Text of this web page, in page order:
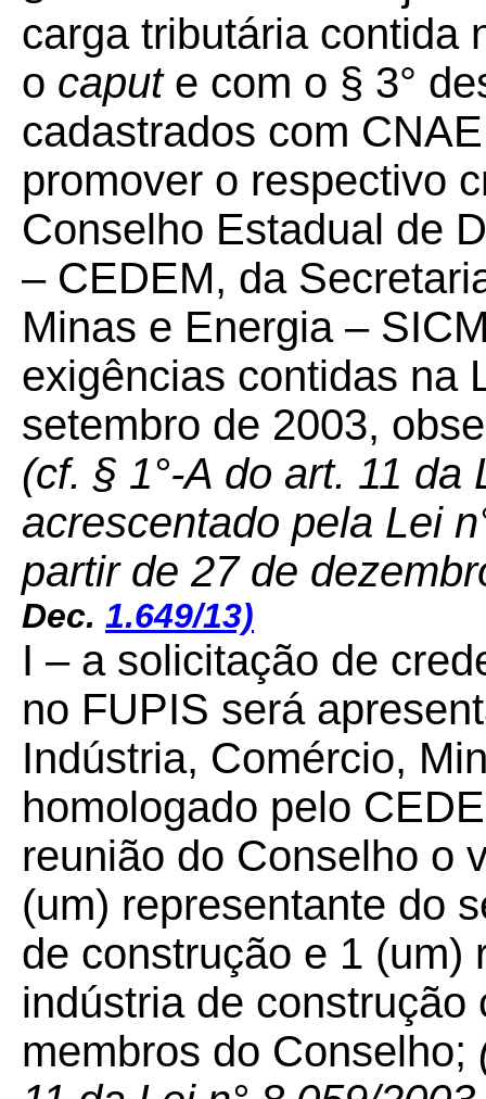
carga tributária contida
o caput e com o § 3°
cadastrados com
promover o respectivo
Conselho Estadual de
– CEDEM, da
Minas e Energia –
exigências contidas na
setembro de 2003,
(cf. § 1°-A do art. 11 da
acrescentado pela Lei
partir de 27 de
Dec. 1.649/13)
I – a solicitação de
no FUPIS será
Indústria, Comércio,
homologado pelo
reunião do Conselho o
(um) representante do
de construção e 1 (um)
indústria de
membros do Conselho;